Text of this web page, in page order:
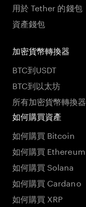
用於 Tether 的錢包
資產錢包
加密貨幣轉換器
BTC到USDT
BTC到以太坊
所有加密貨幣轉換器
如何購買資產
如何購買 Bitcoin
如何購買 Ethereum
如何購買 Solana
如何購買 Cardano
如何購買 XRP